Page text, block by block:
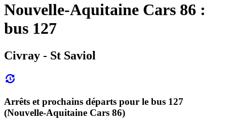
Nouvelle-Aquitaine Cars 86 :
bus 127
Civray - St Saviol
Arrêts et prochains départs pour le bus 127
(Nouvelle-Aquitaine Cars 86)